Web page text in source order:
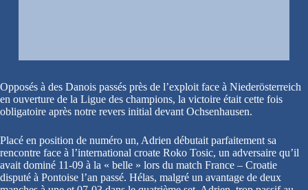
Opposés à des Danois passés près de l’exploit face à Niederösterreich
en ouverture de la Ligue des champions, la victoire était cette fois
obligatoire après notre revers initial devant Ochsenhausen.
Placé en position de numéro un, Adrien débutait parfaitement sa
rencontre face à l’international croate Roko Tosic, un adversaire qu’il
avait dominé 11-09 à la « belle » lors du match France – Croatie
disputé à Pontoise l’an passé. Hélas, malgré un avantage de deux